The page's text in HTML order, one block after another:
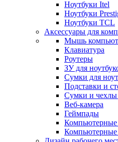
Ноутбуки Itel
Ноутбуки
Ноутбуки TCL
Аксессуары для
Мышь
Клавиатура
Роутеры
ЗУ для
Сумки для
Подставки и
Сумки и чехлы
Веб-камера
Геймпады
Компьютерные